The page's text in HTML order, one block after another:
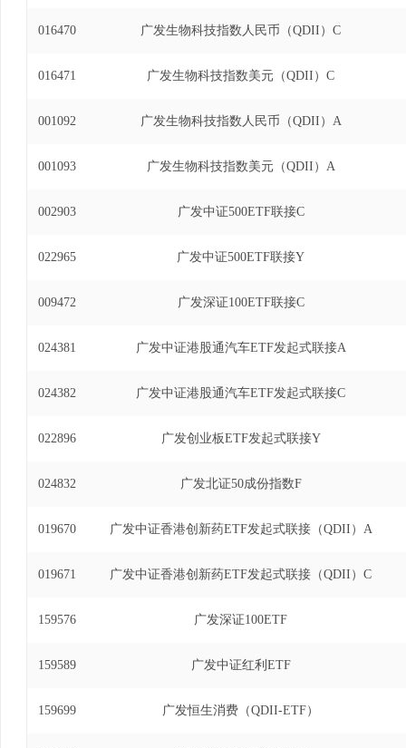
日)、广发美国房地产指数证券投资基金基金经
达克生物科技指数型发起式证券投资基金基金
2021年9月16日)、广发粤港澳大湾区创新100
金基金经理(自2019年9月20日至2021年11月17
100指数证券投资基金基金经理(自2018年8月6
深300交易型开放式指数证券投资基金基金经理
22日)、广发恒生科技指数证券投资基金（QDII
2023年12月13日)、广发美国房地产指数证券投
2023年3月8日至2024年3月30日)。
016470 广发生物科技指数人民币（QDII）C
016471 广发生物科技指数美元（QDII）C
001092 广发生物科技指数人民币（QDII）A
001093 广发生物科技指数美元（QDII）A
002903 广发中证500ETF联接C
022965 广发中证500ETF联接Y
009472 广发深证100ETF联接C
024381 广发中证港股通汽车ETF发起式联接A
024382 广发中证港股通汽车ETF发起式联接C
022896 广发创业板ETF发起式联接Y
024832 广发北证50成份指数F
019670 广发中证香港创新药ETF发起式联接（QDII）A
019671 广发中证香港创新药ETF发起式联接（QDII）C
159576 广发深证100ETF
159589 广发中证红利ETF
159699 广发恒生消费（QDII-ETF）